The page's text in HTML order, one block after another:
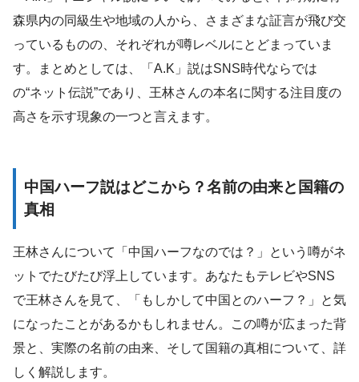
森県内の同級生や地域の人から、さまざまな証言が飛び交
っているものの、それぞれが噂レベルにとどまっていま
す。まとめとしては、「A.K」説はSNS時代ならでは
の“ネット伝説”であり、王林さんの本名に関する注目度の
高さを示す現象の一つと言えます。
中国ハーフ説はどこから？名前の由来と国籍の
真相
王林さんについて「中国ハーフなのでは？」という噂がネ
ットでたびたび浮上しています。あなたもテレビやSNS
で王林さんを見て、「もしかして中国とのハーフ？」と気
になったことがあるかもしれません。この噂が広まった背
景と、実際の名前の由来、そして国籍の真相について、詳
しく解説します。